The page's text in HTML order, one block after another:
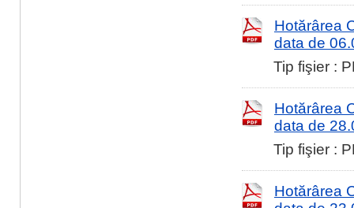
Hotărârea
data de
Tip fişier :
Hotărârea
data de
Tip fişier :
Hotărârea